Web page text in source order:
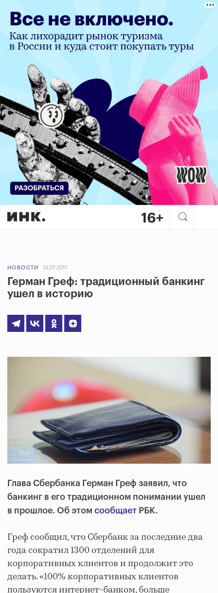
НОВОСТИ 13.07.2017
Герман Греф: традиционный банкинг
ушел в историю
Глава Сбербанка Герман Греф заявил, что
банкинг в его традиционном понимании ушел
в прошлое. Об этом сообщает РБК.
Греф сообщил, что Сбербанк за последние два
года сократил 1300 отделений для
корпоративных клиентов и продолжит это
делать. «100% корпоративных клиентов
пользуются интернет-банком, больше